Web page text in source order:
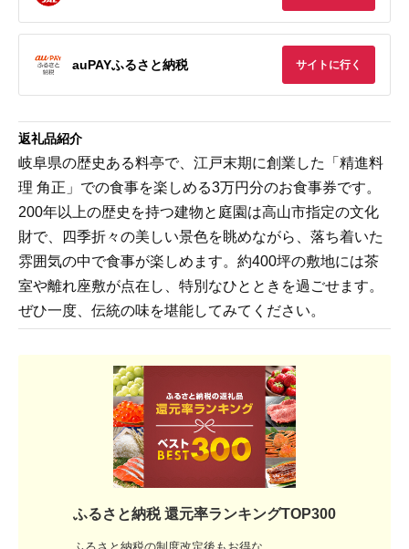
auPAYふるさと納税 サイトに行く
返礼品紹介
岐阜県の歴史ある料亭で、江戸末期に創業した「精進料
理 角正」での食事を楽しめる3万円分のお食事券です。
200年以上の歴史を持つ建物と庭園は高山市指定の文化
財で、四季折々の美しい景色を眺めながら、落ち着いた
雰囲気の中で食事が楽しめます。約400坪の敷地には茶
室や離れ座敷が点在し、特別なひとときを過ごせます。
ぜひ一度、伝統の味を堪能してみてください。
ふるさと納税 還元率ランキングTOP300